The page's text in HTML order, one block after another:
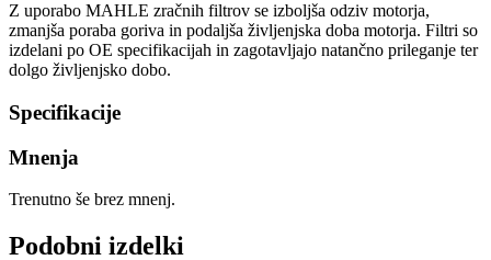
Z uporabo MAHLE zračnih filtrov se izboljša odziv motorja,
zmanjša poraba goriva in podaljša življenjska doba motorja. Filtri so
izdelani po OE specifikacijah in zagotavljajo natančno prileganje ter
dolgo življenjsko dobo.
Specifikacije
Mnenja
Trenutno še brez mnenj.
Podobni izdelki